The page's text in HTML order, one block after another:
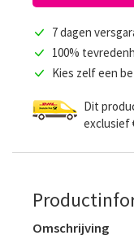
7 dagen
100%
Kies zelf een
Dit
exclusief
Omschrijving